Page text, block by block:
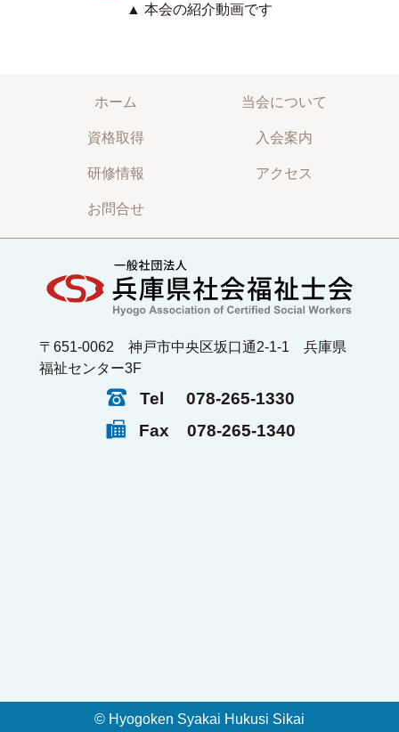
▲ 本会の紹介動画です
ホーム 当会について
資格取得 入会案内
研修情報 アクセス
お問合せ
〒651-0062 神戸市中央区坂口通2-1-1 兵庫県
福祉センター3F
Tel
078-265-1330
Fax
078-265-1340
© Hyogoken Syakai Hukusi Sikai